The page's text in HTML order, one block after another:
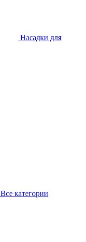
Насадки для
Все категории